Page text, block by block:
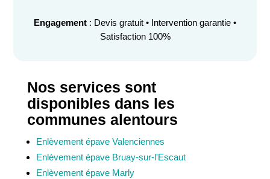
Engagement : Devis gratuit • Intervention garantie •
Satisfaction 100%
Nos services sont
disponibles dans les
communes alentours
Enlèvement épave Valenciennes
Enlèvement épave Bruay-sur-l'Escaut
Enlèvement épave Marly